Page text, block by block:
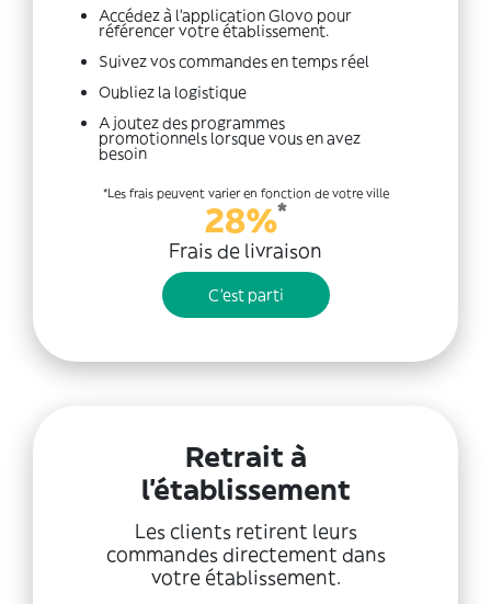
Accédez à l'application Glovo pour
référencer votre établissement.
Suivez vos commandes en temps réel
Oubliez la logistique
Ajoutez des programmes
promotionnels lorsque vous en avez
besoin
*Les frais peuvent varier en fonction de votre ville
28%*
Frais de livraison
C'est parti
Retrait à
l'établissement
Les clients retirent leurs
commandes directement dans
votre établissement.